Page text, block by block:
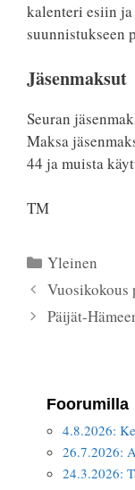
kalenteri esiin
suunnistukseen
Jäsenmaksut
Seuran
Maksa
44 ja muista
TM
Kategoriat
Yleinen
Vuosikokous
Päijät-
Foorumilla
4.8.2026:
26.7.2026:
24.3.2026: